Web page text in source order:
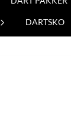
DARTSKO